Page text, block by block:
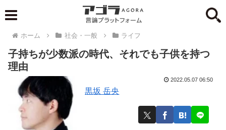
ホーム 社会・一般 ライフ
子持ちが少数派の時代、それでも子供を持つ
理由
黒坂 岳央
2022.05.07 06:50